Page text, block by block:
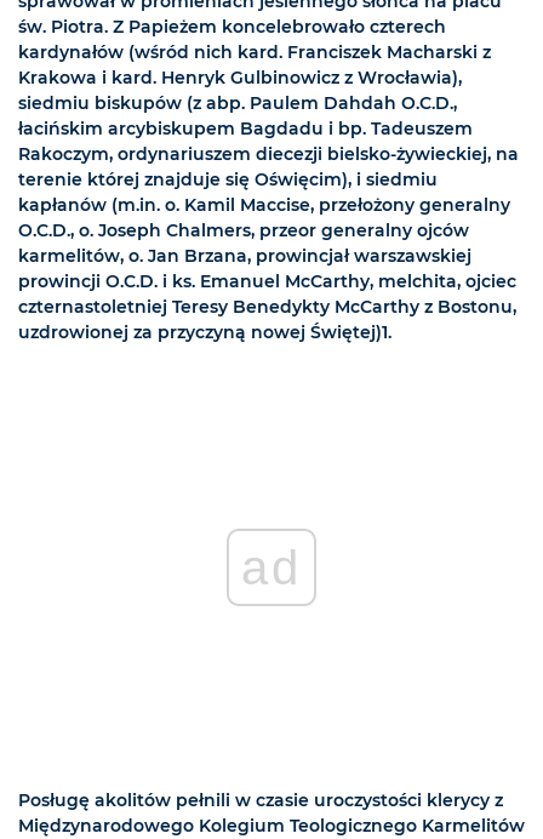
św. Piotra. Z Papieżem koncelebrowało czterech
kardynałów (wśród nich kard. Franciszek Macharski z
Krakowa i kard. Henryk Gulbinowicz z Wrocławia),
siedmiu biskupów (z abp. Paulem Dahdah O.C.D.,
łacińskim arcybiskupem Bagdadu i bp. Tadeuszem
Rakoczym, ordynariuszem diecezji bielsko-żywieckiej, na
terenie której znajduje się Oświęcim), i siedmiu
kapłanów (m.in. o. Kamil Maccise, przełożony generalny
O.C.D., o. Joseph Chalmers, przeor generalny ojców
karmelitów, o. Jan Brzana, prowincjał warszawskiej
prowincji O.C.D. i ks. Emanuel McCarthy, melchita, ojciec
czternastoletniej Teresy Benedykty McCarthy z Bostonu,
uzdrowionej za przyczyną nowej Świętej)1.
ad
Posługę akolitów pełnili w czasie uroczystości klerycy z
Międzynarodowego Kolegium Teologicznego Karmelitów